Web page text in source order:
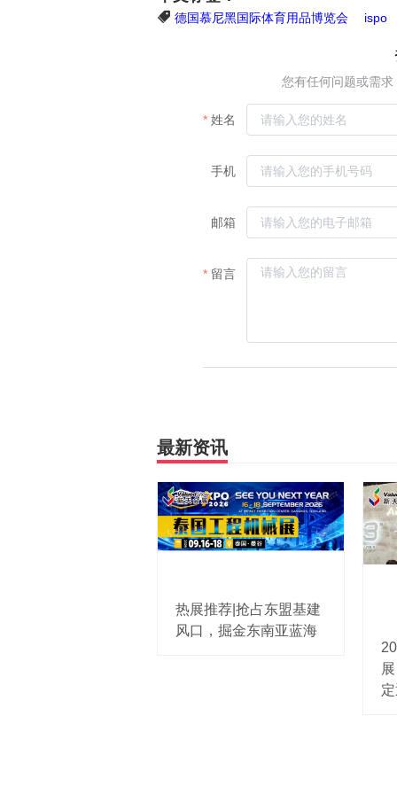
德国慕尼黑国际体育用品博览会 ispo
最新资讯
热展推荐|抢占东盟基建
风口，掘金东南亚蓝海